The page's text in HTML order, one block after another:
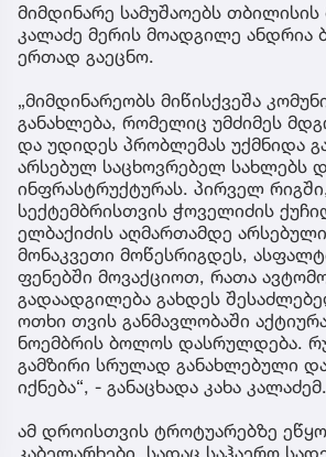
მიმდინარე სამუშაოებს თბილისის
კალაძე მერის მოადგილე ანდრია
ერთად გაეცნო.
„მიმდინარეობს მიწისქვეშა
განახლება, რომელიც უმძიმეს
და უდიდეს პრობლემას უქმნიდა
არსებულ საცხოვრებელ სახლებს
ინფრასტრუქტურას. პირველ
სექტემბრისთვის ჭოველიძის
ელბაქიძის აღმართამდე
მონაკვეთი მოწესრიგდეს,
ფენებში მოვაქციოთ, რათა
გადაადგილება გახდეს
ოთხი თვის განმავლობაში
ნოემბრის ბოლოს დასრულდება.
გამზირი სრულად განახლებული
იქნება“, - განაცხადა კახა კალაძემ.
ამ დროისთვის ტროტუარებზე